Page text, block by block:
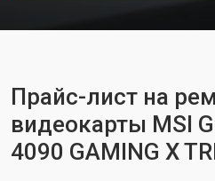
Прайс-лист на
видеокарты MSI
4090 GAMING X